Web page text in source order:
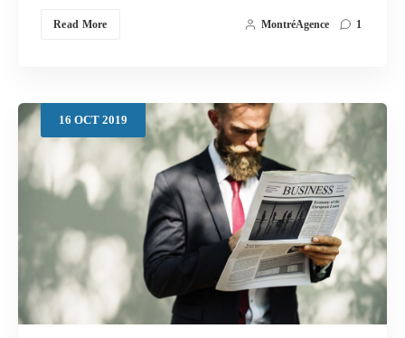
Read More MontréAgence 1
16 OCT 2019